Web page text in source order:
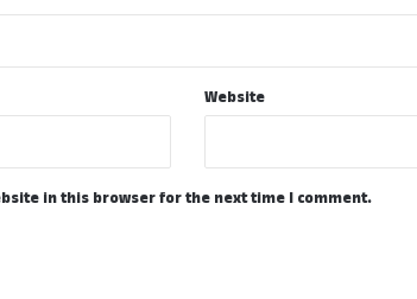
Website
in this browser for the next time I comment.